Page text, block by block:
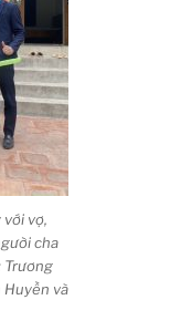
vợ,
cha
Trương
Huyền và